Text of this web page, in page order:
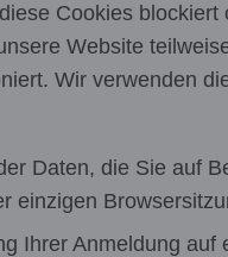
Cookies
Website
Wir verwenden
Daten, die Sie auf
einzigen
Ihrer Anmeldung auf